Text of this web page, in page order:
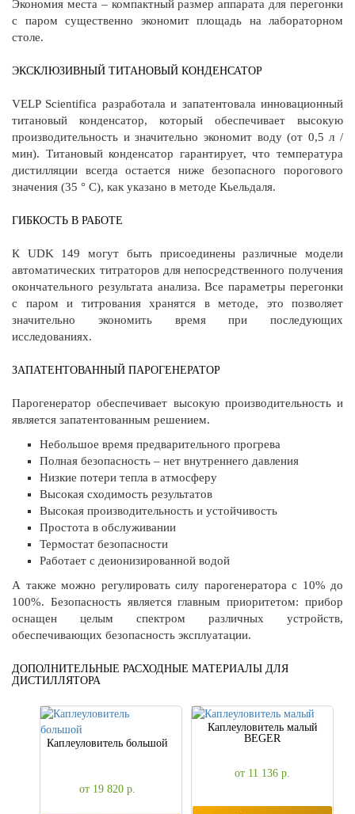
Экономия места – компактный размер аппарата для перегонки
с паром существенно экономит площадь на лабораторном
столе.
ЭКСКЛЮЗИВНЫЙ ТИТАНОВЫЙ КОНДЕНСАТОР
VELP Scientifica разработала и запатентовала инновационный
титановый конденсатор, который обеспечивает высокую
производительность и значительно экономит воду (от 0,5 л /
мин). Титановый конденсатор гарантирует, что температура
дистилляции всегда остается ниже безопасного порогового
значения (35 ° C), как указано в методе Кьельдаля.
ГИБКОСТЬ В РАБОТЕ
К UDK 149 могут быть присоединены различные модели
автоматических титраторов для непосредственного получения
окончательного результата анализа. Все параметры перегонки
с паром и титрования хранятся в методе, это позволяет
значительно экономить время при последующих
исследованиях.
ЗАПАТЕНТОВАННЫЙ ПАРОГЕНЕРАТОР
Парогенератор обеспечивает высокую производительность и
является запатентованным решением.
Небольшое время предварительного прогрева
Полная безопасность – нет внутреннего давления
Низкие потери тепла в атмосферу
Высокая сходимость результатов
Высокая производительность и устойчивость
Простота в обслуживании
Термостат безопасности
Работает с деионизированной водой
А также можно регулировать силу парогенератора с 10% до
100%. Безопасность является главным приоритетом: прибор
оснащен целым спектром различных устройств,
обеспечивающих безопасность эксплуатации.
ДОПОЛНИТЕЛЬНЫЕ РАСХОДНЫЕ МАТЕРИАЛЫ ДЛЯ
ДИСТИЛЛЯТОРА
Каплеуловитель большой
от 19 820 р.
Каплеуловитель малый
BEGER
от 11 136р.